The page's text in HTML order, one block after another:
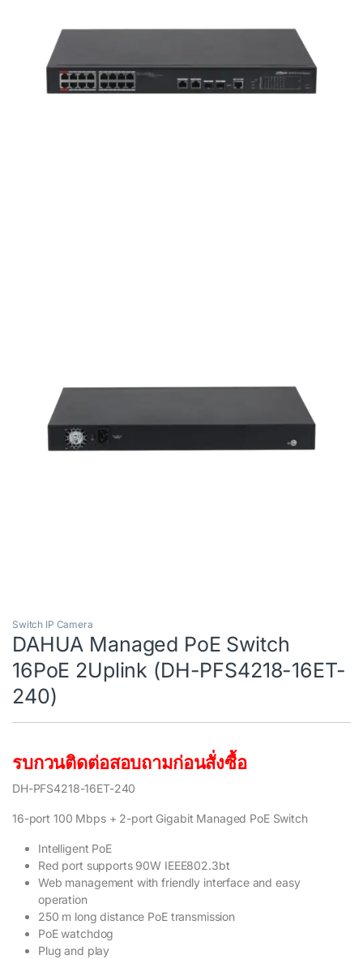
Switch IP Camera
DAHUA Managed PoE Switch
16PoE 2Uplink (DH-PFS4218-16ET-
240)
รบกวนติดต่อสอบถามก่อนสั่งซื้อ
DH-PFS4218-16ET-240
16-port 100 Mbps + 2-port Gigabit Managed PoE Switch
Intelligent PoE
Red port supports 90W IEEE802.3bt
Web management with friendly interface and easy
operation
250 m long distance PoE transmission
PoE watchdog
Plug and play